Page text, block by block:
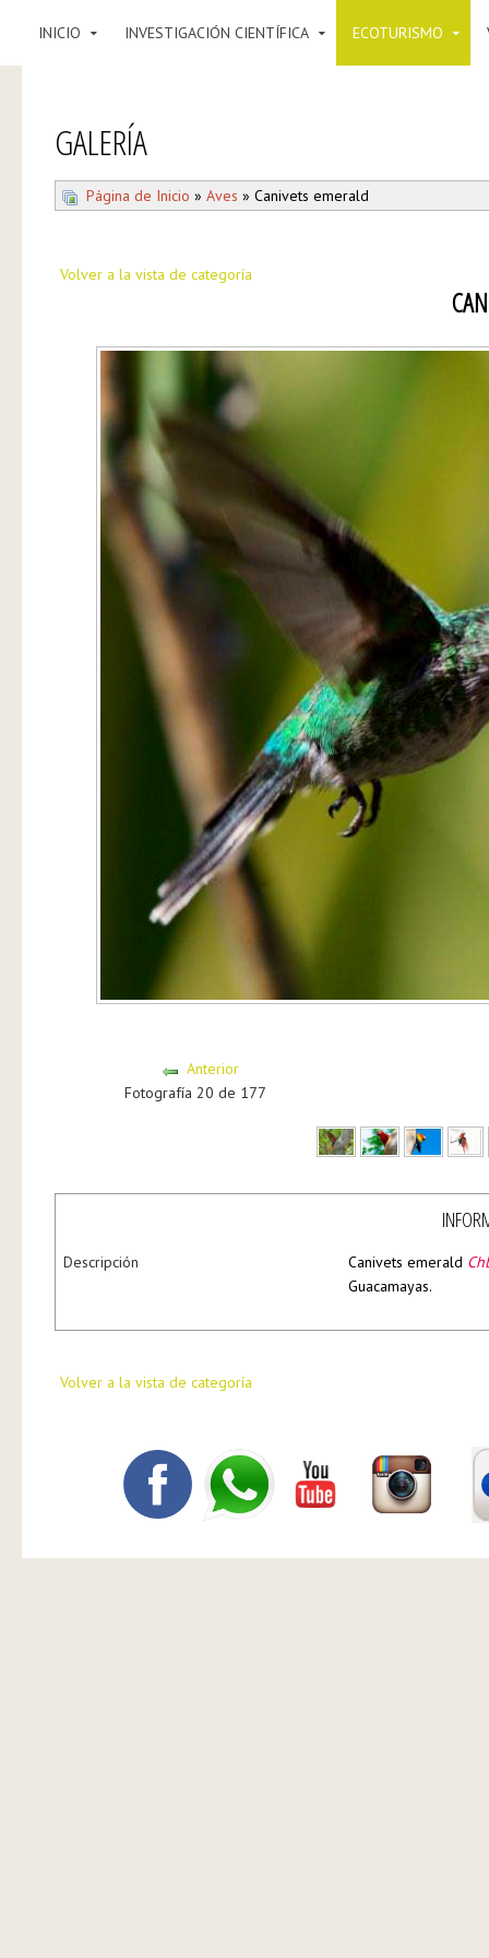
INICIO INVESTIGACIÓN CIENTÍFICA ECOTURISMO
GALERÍA
Página de Inicio » Aves » Canivets emerald
Volver a la vista de categoría
Anterior
Fotografía 20 de 177
Descripción Canivets emerald
Guacamayas.
Volver a la vista de categoría